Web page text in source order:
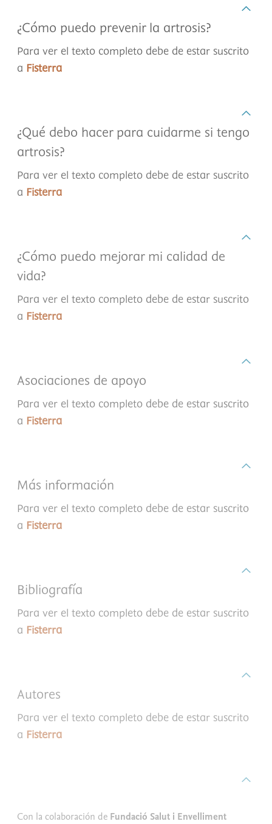
¿Cómo puedo prevenir la artrosis?
Para ver el texto completo debe de estar suscrito
a Fisterra
¿Qué debo hacer para cuidarme si tengo
artrosis?
Para ver el texto completo debe de estar suscrito
a Fisterra
¿Cómo puedo mejorar mi calidad de
vida?
Para ver el texto completo debe de estar suscrito
a Fisterra
Asociaciones de apoyo
Para ver el texto completo debe de estar suscrito
a Fisterra
Más información
Para ver el texto completo debe de estar suscrito
a Fisterra
Bibliografía
Para ver el texto completo debe de estar suscrito
a Fisterra
Autores
Para ver el texto completo debe de estar suscrito
a Fisterra
Con la colaboración de Fundació Salut i Envelliment